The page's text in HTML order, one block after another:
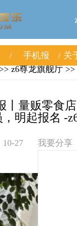
手机报 关
>> z6尊龙旗舰厅 >>
丨量贩零食
明起报名 -
10-27 我要分享